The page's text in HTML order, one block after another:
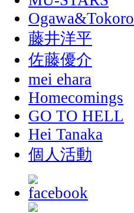
Ogawa&Tokoro
藤井洋平
佐藤優介
mei ehara
Homecomings
GO TO HELL
Hei Tanaka
個人活動